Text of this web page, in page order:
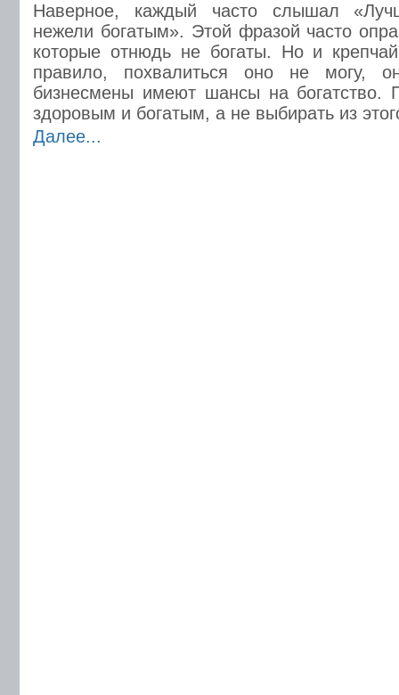
Наверное, каждый часто слышал
нежели богатым». Этой фразой часто
которые отнюдь не богаты. Но и
правило, похвалиться оно не могу,
бизнесмены имеют шансы на богатство.
здоровым и богатым, а не выбирать из
Далее...